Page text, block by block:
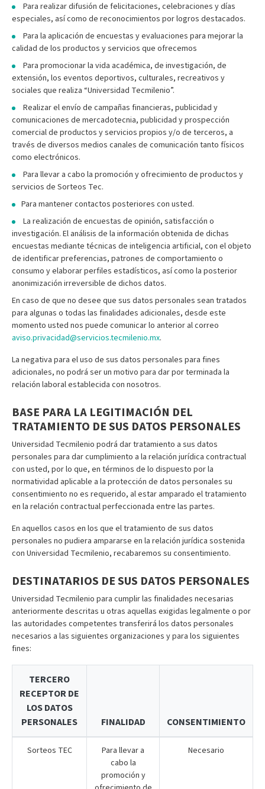
Para realizar difusión de felicitaciones, celebraciones y días
especiales, así como de reconocimientos por logros destacados.
Para la aplicación de encuestas y evaluaciones para mejorar la
calidad de los productos y servicios que ofrecemos
Para promocionar la vida académica, de investigación, de
extensión, los eventos deportivos, culturales, recreativos y
sociales que realiza “Universidad Tecmilenio”.
Realizar el envío de campañas financieras, publicidad y
comunicaciones de mercadotecnia, publicidad y prospección
comercial de productos y servicios propios y/o de terceros, a
través de diversos medios canales de comunicación tanto físicos
como electrónicos.
Para llevar a cabo la promoción y ofrecimiento de productos y
servicios de Sorteos Tec.
Para mantener contactos posteriores con usted.
La realización de encuestas de opinión, satisfacción o
investigación. El análisis de la información obtenida de dichas
encuestas mediante técnicas de inteligencia artificial, con el objeto
de identificar preferencias, patrones de comportamiento o
consumo y elaborar perfiles estadísticos, así como la posterior
anonimización irreversible de dichos datos.
En caso de que no desee que sus datos personales sean tratados
para algunas o todas las finalidades adicionales, desde este
momento usted nos puede comunicar lo anterior al correo
aviso.privacidad@servicios.tecmilenio.mx.
La negativa para el uso de sus datos personales para fines
adicionales, no podrá ser un motivo para dar por terminada la
relación laboral establecida con nosotros.
BASE PARA LA LEGITIMACIÓN DEL
TRATAMIENTO DE SUS DATOS PERSONALES
Universidad Tecmilenio podrá dar tratamiento a sus datos
personales para dar cumplimiento a la relación jurídica contractual
con usted, por lo que, en términos de lo dispuesto por la
normatividad aplicable a la protección de datos personales su
consentimiento no es requerido, al estar amparado el tratamiento
en la relación contractual perfeccionada entre las partes.
En aquellos casos en los que el tratamiento de sus datos
personales no pudiera ampararse en la relación jurídica sostenida
con Universidad Tecmilenio, recabaremos su consentimiento.
DESTINATARIOS DE SUS DATOS PERSONALES
Universidad Tecmilenio para cumplir las finalidades necesarias
anteriormente descritas u otras aquellas exigidas legalmente o por
las autoridades competentes transferirá los datos personales
necesarios a las siguientes organizaciones y para los siguientes
fines:
TERCERO
RECEPTOR DE
LOS DATOS
PERSONALES
FINALIDAD CONSENTIMIENTO
Sorteos TEC
Para llevar a
cabo la
promoción y
Necesario